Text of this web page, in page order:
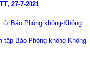
27-7-2021
Báo Phòng không-Không
tập Báo Phòng không-Không